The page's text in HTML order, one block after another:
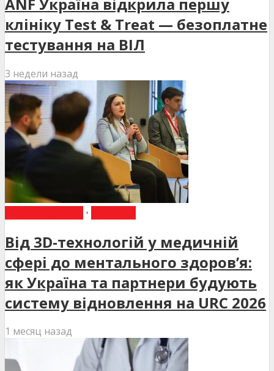
клініку Test & Treat — безоплатне
тестування на ВІЛ
3 недели назад
•
Від 3D-технологій у медичній
сфері до ментального здоров’я:
як Україна та партнери будують
систему відновлення на URC 2026
1 месяц назад